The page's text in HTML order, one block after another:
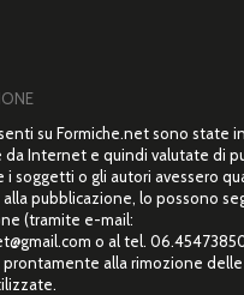
su Formiche.net sono state
da Internet e quindi valutate di
i soggetti o gli autori avessero
pubblicazione, lo possono
(tramite e-mail:
o al tel.
prontamente alla rimozione delle